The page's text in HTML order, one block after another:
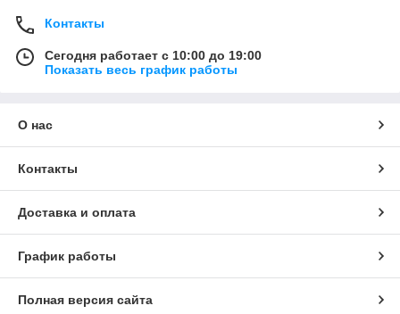
Контакты
Сегодня работает с 10:00 до 19:00
Показать весь график работы
О нас
Контакты
Доставка и оплата
График работы
Полная версия сайта